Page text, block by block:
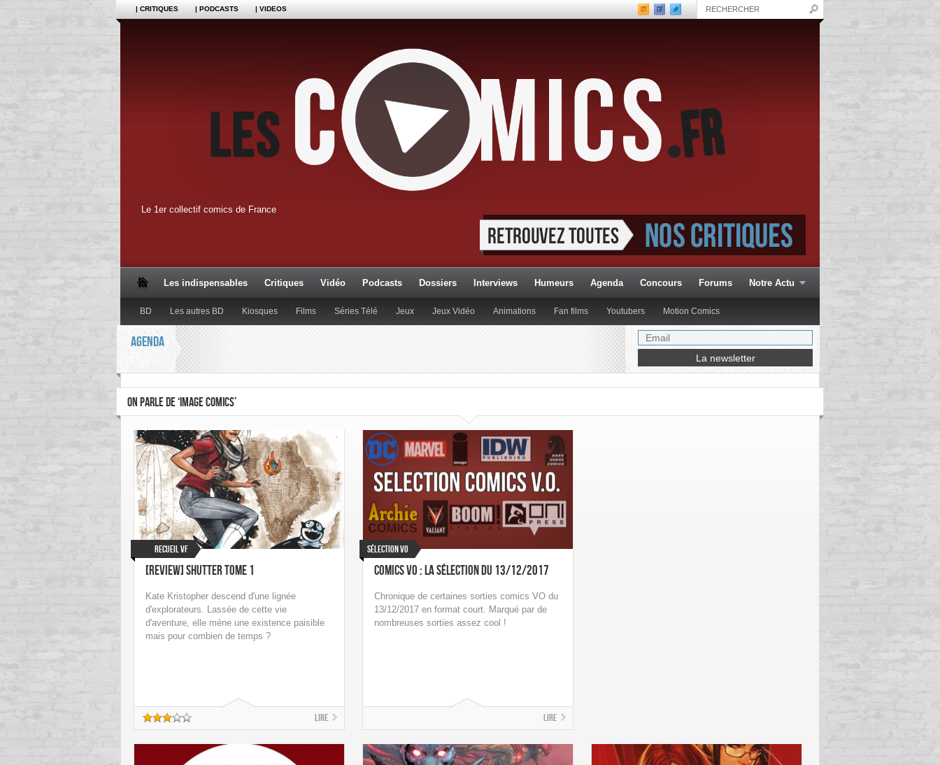
| CRITIQUES | PODCASTS | VIDEOS
Le 1er collectif comics de France
Les indispensables Critiques Vidéo Podcasts Dossiers Interviews Humeurs Agenda Concours Forums Notre Actu
BD Les autres BD Kiosques Films Séries Télé Jeux Jeux Vidéo Animations Fan films Youtubers Motion Comics
AGENDA
ON PARLE DE ‘IMAGE COMICS’
Recueil VF
[Review] Shutter Tome 1
Kate Kristopher descend d'une lignée
d'explorateurs. Lassée de cette vie
d'aventure, elle mène une existence paisible
mais pour combien de temps ?
Lire
Sélection VO
Comics VO : La sélection du 13/12/2017
Chronique de certaines sorties comics VO du
13/12/2017 en format court. Marqué par de
nombreuses sorties assez cool !
Lire